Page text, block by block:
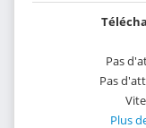
Pas
Pas
Plus